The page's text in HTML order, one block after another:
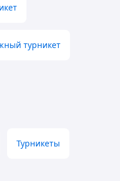
турникет
Турникеты